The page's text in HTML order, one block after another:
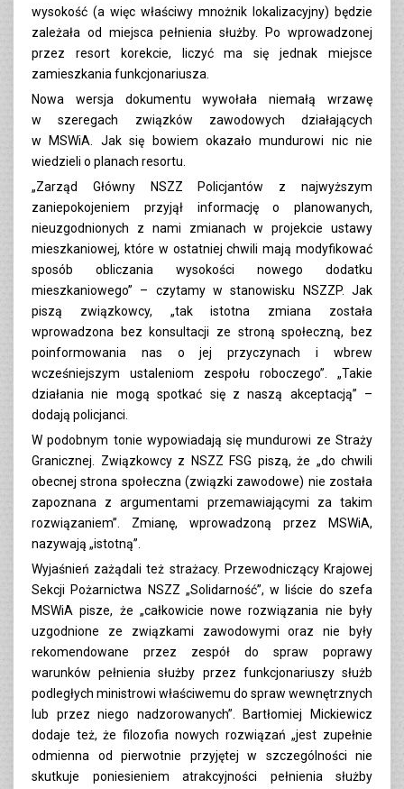
wysokość (a więc właściwy mnożnik lokalizacyjny) będzie
zależała od miejsca pełnienia służby. Po wprowadzonej
przez resort korekcie, liczyć ma się jednak miejsce
zamieszkania funkcjonariusza.
Nowa wersja dokumentu wywołała niemałą wrzawę
w szeregach związków zawodowych działających
w MSWiA. Jak się bowiem okazało mundurowi nic nie
wiedzieli o planach resortu.
„Zarząd Główny NSZZ Policjantów z najwyższym
zaniepokojeniem przyjął informację o planowanych,
nieuzgodnionych z nami zmianach w projekcie ustawy
mieszkaniowej, które w ostatniej chwili mają modyfikować
sposób obliczania wysokości nowego dodatku
mieszkaniowego” – czytamy w stanowisku NSZZP. Jak
piszą związkowcy, „tak istotna zmiana została
wprowadzona bez konsultacji ze stroną społeczną, bez
poinformowania nas o jej przyczynach i wbrew
wcześniejszym ustaleniom zespołu roboczego”. „Takie
działania nie mogą spotkać się z naszą akceptacją” –
dodają policjanci.
W podobnym tonie wypowiadają się mundurowi ze Straży
Granicznej. Związkowcy z NSZZ FSG piszą, że „do chwili
obecnej strona społeczna (związki zawodowe) nie została
zapoznana z argumentami przemawiającymi za takim
rozwiązaniem”. Zmianę, wprowadzoną przez MSWiA,
nazywają „istotną”.
Wyjaśnień zażądali też strażacy. Przewodniczący Krajowej
Sekcji Pożarnictwa NSZZ „Solidarność”, w liście do szefa
MSWiA pisze, że „całkowicie nowe rozwiązania nie były
uzgodnione ze związkami zawodowymi oraz nie były
rekomendowane przez zespół do spraw poprawy
warunków pełnienia służby przez funkcjonariuszy służb
podległych ministrowi właściwemu do spraw wewnętrznych
lub przez niego nadzorowanych”. Bartłomiej Mickiewicz
dodaje też, że filozofia nowych rozwiązań „jest zupełnie
odmienna od pierwotnie przyjętej w szczególności nie
skutkuje poniesieniem atrakcyjności pełnienia służby